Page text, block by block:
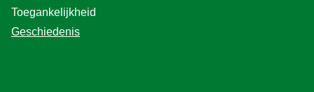
Toegankelijkheid
Geschiedenis